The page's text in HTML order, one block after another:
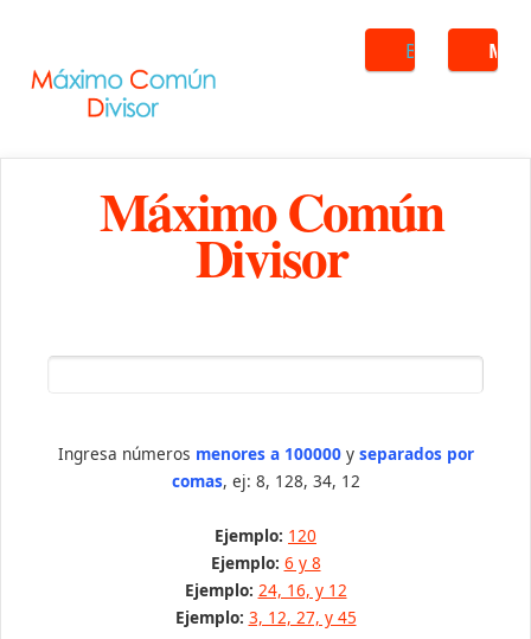
Buscar
Máximo Común
Divisor
Ingresa números menores a 100000y separados por
comas, ej: 8, 128, 34, 12
Ejemplo: 120
Ejemplo: 6 y 8
Ejemplo: 24, 16, y 12
Ejemplo: 3, 12, 27, y 45